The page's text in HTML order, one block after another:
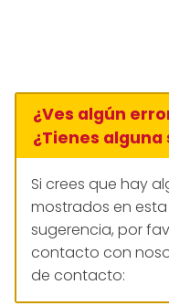
¿Ves algún
¿Tienes
Si crees que hay
mostrados en
sugerencia, por
contacto con
de contacto: